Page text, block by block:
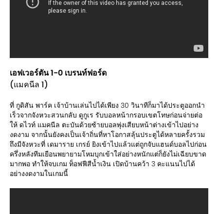
เอฟเวอร์ตัน 1-0 เบรนท์ฟอร์ด
(แมคนีล 1)
ที่ กูดิสัน พาร์ค เจ้าบ้านเล่นไปได้เพียง 30 วินาทีก็มาได้ประตูออกนำ
เร็วจากจังหวะสวนกลับ ดูกูเร รับบอลหน้ากรอบเขตโทษก่อนจ่ายต่อ
ให้ ดไวท์ แมคนีล ตะบันด้วยซ้ายบอลพุ่งเสียบหน้าต่างเข้าไปอย่าง
งดงาม จากนั้นยังคงเป็นเจ้าถิ่นที่หาโอกาสลุ้นประตูได้หลายครั้งรวม
ถึงมีจังหวะที่ เดมาราย เกรย์ ยิงเข้าไปแล้วแต่ถูกจับแฮนด์บอลไปก่อน
ครึ่งหลังทีมเยือนพยายามโหมบุกเข้าใส่อย่างหนักแต่ก็ยังไม่เฉียบขาด
มากพอ ทำให้จบเกม ท็อฟฟีสีน้ำเงิน เปิดบ้านคว้า 3 คะแนนไปได้
อย่างงดงามในเกมนี้